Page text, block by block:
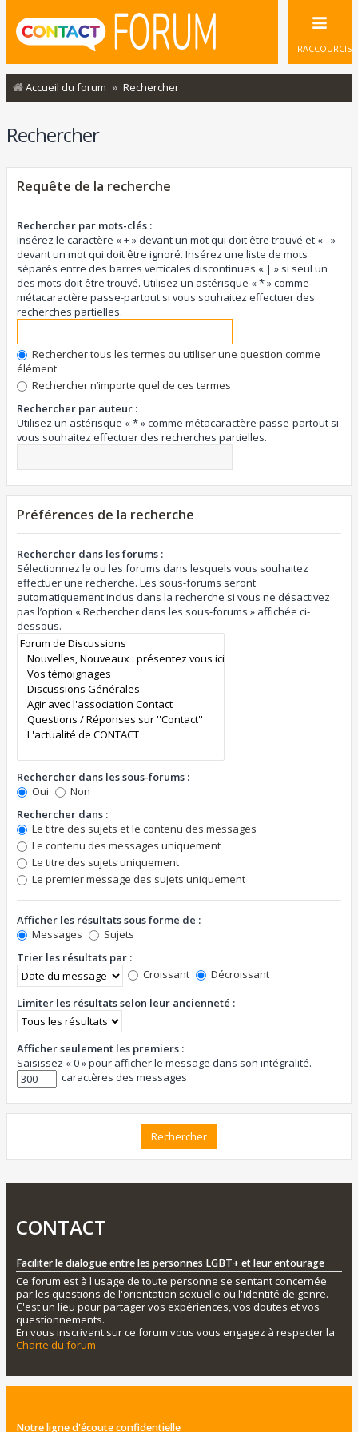
RACCOURCIS
Accueil du forum Rechercher
Rechercher
Requête de la recherche
Rechercher par mots-clés :
Insérez le caractère « + » devant un mot qui doit être trouvé et « - »
devant un mot qui doit être ignoré. Insérez une liste de mots
séparés entre des barres verticales discontinues « | » si seul un
des mots doit être trouvé. Utilisez un astérisque « * » comme
métacaractère passe-partout si vous souhaitez effectuer des
recherches partielles.
Rechercher tous les termes ou utiliser une question comme
élément
Rechercher n’importe quel de ces termes
Rechercher par auteur :
Utilisez un astérisque « * » comme métacaractère passe-partout si
vous souhaitez effectuer des recherches partielles.
Préférences de la recherche
Rechercher dans les forums :
Sélectionnez le ou les forums dans lesquels vous souhaitez
effectuer une recherche. Les sous-forums seront
automatiquement inclus dans la recherche si vous ne désactivez
pas l’option « Rechercher dans les sous-forums » affichée ci-
dessous.
Rechercher dans les sous-forums :
Oui
Non
Rechercher dans :
Le titre des sujets et le contenu des messages
Le contenu des messages uniquement
Le titre des sujets uniquement
Le premier message des sujets uniquement
Afficher les résultats sous forme de :
Messages
Sujets
Trier les résultats par :
Croissant
Décroissant
Limiter les résultats selon leur ancienneté :
Afficher seulement les premiers :
Saisissez « 0 » pour afficher le message dans son intégralité.
caractères des messages
CONTACT
Faciliter le dialogue entre les personnes LGBT+ et leur entourage
Ce forum est à l'usage de toute personne se sentant concernée
par les questions de l'orientation sexuelle ou l'identité de genre.
C'est un lieu pour partager vos expériences, vos doutes et vos
questionnements.
En vous inscrivant sur ce forum vous vous engagez à respecter la
Charte du forum
Notre ligne d'écoute confidentielle